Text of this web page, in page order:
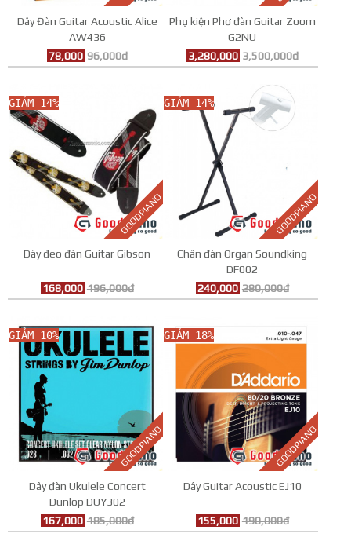
Dây Đàn Guitar Acoustic Alice
AW436
78,000 96,000đ
Phụ kiện Phơ đàn Guitar Zoom
G2NU
3,280,000 3,500,000đ
GOODPIANO
GIẢM 14%
Dây đeo đàn Guitar Gibson
168,000 196,000đ
GOODPIANO
GIẢM 14%
Chân đàn Organ Soundking
DF002
240,000 280,000đ
GOODPIANO
GIẢM 10%
Dây đàn Ukulele Concert
Dunlop DUY302
167,000 185,000đ
GOODPIANO
GIẢM 18%
Dây Guitar Acoustic EJ10
155,000 190,000đ